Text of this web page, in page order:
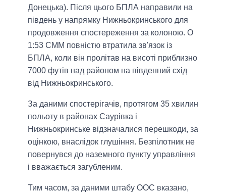
Донецька). Після цього БПЛА направили на
південь у напрямку Нижньокринського для
продовження спостереження за колоною. О
1:53 СММ повністю втратила зв'язок із
БПЛА, коли він пролітав на висоті приблизно
7000 футів над районом на південний схід
від Нижньокринського.
За даними спостерігачів, протягом 35 хвилин
польоту в районах Саурівка і
Нижньокринське відзначалися перешкоди, за
оцінкою, внаслідок глушіння. Безпілотник не
повернувся до наземного пункту управління
і вважається загубленим.
Тим часом, за даними штабу ООС вказано,